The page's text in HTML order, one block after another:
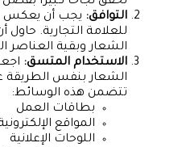
التوافق: يجب أن يعكس
للعلامة التجارية.
الشعار وبقية العناصر
الاستخدام المتسق:
الشعار بنفس الطريقة
تتضمن هذه الوسائط:
بطاقات العمل
المواقع
اللوحات الإعلانية